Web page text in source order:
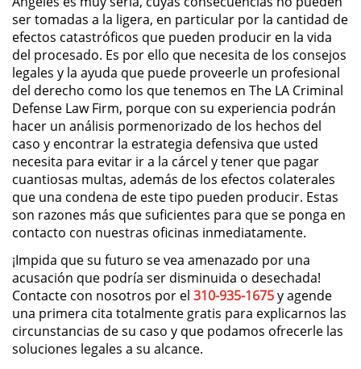
DUI Causing Injury
DUI Laws In The State Of California
Driving Under the Influence of a
Drug (DUID)
Dry Reckless
DUI With A Passenger Under 14
Underage DUI
Wet Reckless
3rd Offense DUI
4th Offense DUI
ser tomadas a la ligera, en particular por la cantidad de
efectos catastróficos que pueden producir en la vida
del procesado. Es por ello que necesita de los consejos
legales y la ayuda que puede proveerle un profesional
del derecho como los que tenemos en The LA Criminal
Defense Law Firm, porque con su experiencia podrán
hacer un análisis pormenorizado de los hechos del
caso y encontrar la estrategia defensiva que usted
necesita para evitar ir a la cárcel y tener que pagar
cuantiosas multas, además de los efectos colaterales
que una condena de este tipo pueden producir. Estas
son razones más que suficientes para que se ponga en
contacto con nuestras oficinas inmediatamente.
¡Impida que su futuro se vea amenazado por una
acusación que podría ser disminuida o desechada!
Contacte con nosotros por el 310-935-1675y agende
una primera cita totalmente gratis para explicarnos las
circunstancias de su caso y que podamos ofrecerle las
soluciones legales a su alcance.